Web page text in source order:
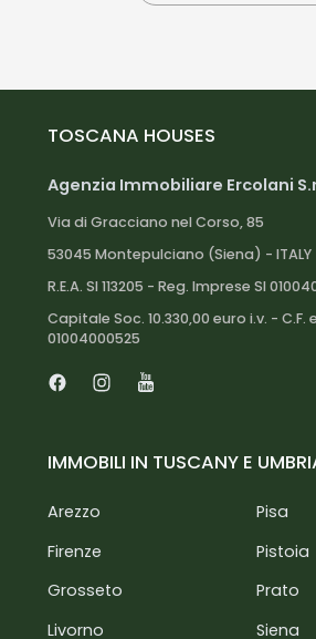
TOSCANA HOUSES
Agenzia Immobiliare Ercolani
Via di Gracciano nel Corso, 85
53045 Montepulciano (Siena) - ITALY
R.E.A. SI 113205 - Reg. Imprese SI
Capitale Soc. 10.330,00 euro i.v. - C.F.
01004000525
IMMOBILI IN TUSCANY E
Arezzo
Firenze
Grosseto
Livorno
Pisa
Pistoia
Prato
Siena